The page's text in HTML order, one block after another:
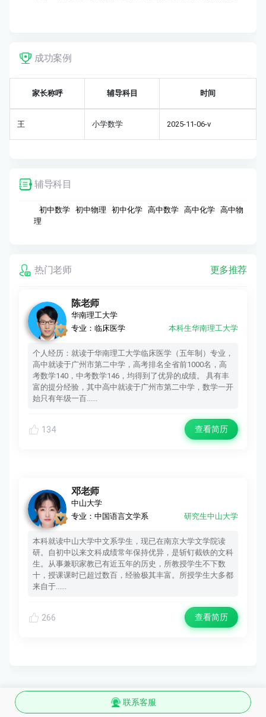
成功案例
家长称呼 辅导科目 时间
王 小学数学 2025-11-06-v
辅导科目
初中数学 初中物理 初中化学 高中数学 高中化学 高中物
理
热门老师 更多推荐
陈老师
华南理工大学
专业：临床医学
本科生华南理工大学
个人经历：就读于华南理工大学临床医学（五年制）专业，
高中就读于广州市第二中学，高考排名全省前1000名，高
考数学140，中考数学146，均得到了优异的成绩。 具有丰
富的提分经验，其中高中就读于广州市第二中学，数学一开
始只有年级一百......
134 查看简历
邓老师
中山大学
专业：中国语言文学系
研究生中山大学
本科就读中山大学中文系学生，现已在南京大学文学院读
研。自初中以来文科成绩常年保持优异，是斩钉截铁的文科
生。从事兼职家教已有近五年的历史，所教授学生不下数
十，授课课时已超过数百，经验极其丰富。所授学生大多都
来自于......
266 查看简历
联系客服